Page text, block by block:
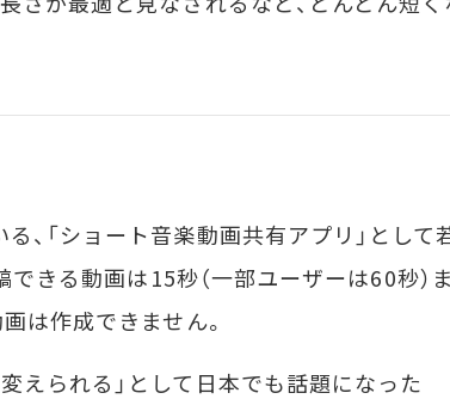
、「ショート音楽動画共有アプリ」として
きる動画は15秒（一部ユーザーは60秒）
は作成できません。
えられる」として日本でも話題になった